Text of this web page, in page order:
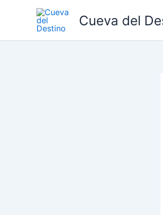
contenido
Cueva del